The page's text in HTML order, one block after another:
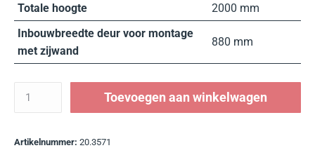
Totale hoogte
2000 mm
Inbouwbreedte deur voor montage
met zijwand
880 mm
Toevoegen aan winkelwagen
Artikelnummer: 20.3571